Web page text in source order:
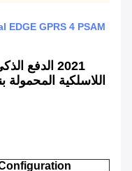
2021